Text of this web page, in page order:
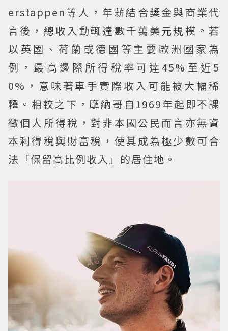
erstappen等人，年薪結合獎金與商業代
言後，總收入動輒達數千萬美元規模。若
以英國、荷蘭或德國等主要歐洲國家為
例，最高邊際所得稅率可達45%至近5
0%，意味著車手實際收入可能被大幅稀
釋。相較之下，摩納哥自1969年起即不課
徵個人所得稅，對非本國公民而言亦無資
本利得稅與財富稅，使其成為極少數可合
法「保留高比例收入」的居住地。